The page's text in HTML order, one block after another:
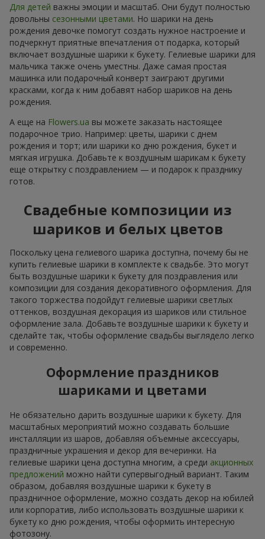
Для детей важны эмоции и масштаб. Они будут полностью
довольны сезонными цветами. Но шарики на день
рождения девочке помогут создать нужное настроение и
подчеркнут приятные впечатления от подарка, который
включает воздушные шарики к букету. Гелиевые шарики для
мальчика также очень уместны. Даже самая простая
машинка или подарочный конверт заиграют другими
красками, когда к ним добавят набор шариков на день
рождения.
А еще на Flowers.ua вы можете заказать настоящее
подарочное трио. Например: цветы, шарики с днем
рождения и торт; или шарики ко дню рождения, букет и
мягкая игрушка. Добавьте к воздушным шарикам к букету
еще открытку с поздравлением — и подарок к празднику
готов.
Свадебные композиции из
шариков и белых цветов
Поскольку цена гелиевого шарика доступна, почему бы не
купить гелиевые шарики в комплекте к свадьбе. Это могут
быть воздушные шарики к букету для поздравления или
композиции для создания декоративного оформления. Для
такого торжества подойдут гелиевые шарики светлых
оттенков, воздушная декорация из шариков или стильное
оформление зала. Добавьте воздушные шарики к букету и
сделайте так, чтобы оформление свадьбы выглядело легко
и современно.
Оформление праздников
шариками и цветами
Не обязательно дарить воздушные шарики к букету. Для
масштабных мероприятий можно создавать большие
инсталляции из шаров, добавляя объемные аксессуары,
праздничные украшения и декор для вечеринки. На
гелиевые шарики цена доступна многим, а среди акционных
предложений можно найти супервыгодный вариант. Таким
образом, добавляя воздушные шарики к букету в
праздничное оформление, можно создать декор на юбилей
или корпоратив, либо использовать воздушные шарики к
букету ко дню рождения, чтобы оформить интересную
фотозону.